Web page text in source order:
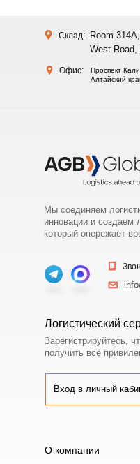
Мы соединяем
инновации и создаем
который опережает
Логистический
Зарегистрируйтесь,
получить все
Room
West
Склад:
О компании
Вход в личный
Вход в личный
Проспект
Алтайский
Офис: